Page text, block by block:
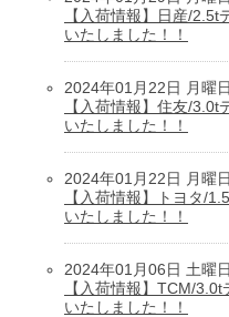
【入荷情報】日産/
いたしました！！
2024年01月22日 月曜日
【入荷情報】住友/
いたしました！！
2024年01月22日 月曜日
【入荷情報】トヨタ/
いたしました！！
2024年01月06日 土曜日
【入荷情報】TCM/
いたしました！！